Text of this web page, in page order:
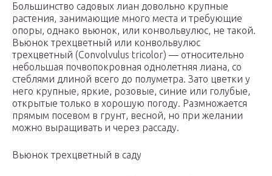
Большинство садовых лиан довольно крупные
растения, занимающие много места и требующие
опоры, однако вьюнок, или конвольвулюс, не такой.
Вьюнок трехцветный или конвольвулюс
трехцветный (Convolvulus tricolor) — относительно
небольшая почвопокровная однолетняя лиана, со
стеблями длиной всего до полуметра. Зато цветки у
него крупные, яркие, розовые, синие или голубые,
открытые только в хорошую погоду. Размножается
прямым посевом в грунт, весной, но при желании
можно выращивать и через рассаду.
Вьюнок трехцветный в саду